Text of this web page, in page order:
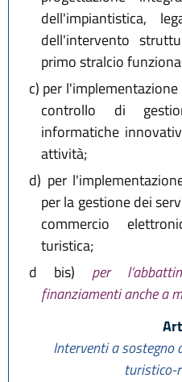
dell'impiantistica,
dell'intervento
primo stralcio
c) per
controllo di
informatiche
attività;
d) per
per la gestione dei
commercio
turistica;
d bis)
per
finanziamenti anche a
Interventi a sostegno
turistico-